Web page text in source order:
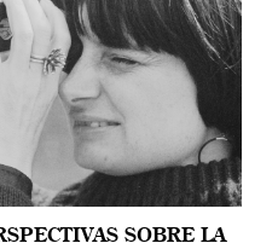
SOBRE LA